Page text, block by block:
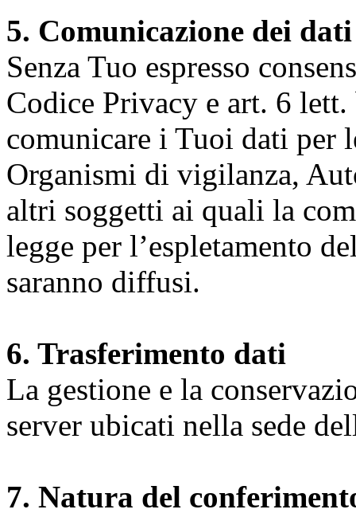
5. Comunicazione dei dati
Senza Tuo espresso
Codice Privacy e art. 6
comunicare i Tuoi dati per
Organismi di vigilanza,
altri soggetti ai quali la
legge per l’espletamento
saranno diffusi.
6. Trasferimento dati
La gestione e la
server ubicati nella sede
7. Natura del